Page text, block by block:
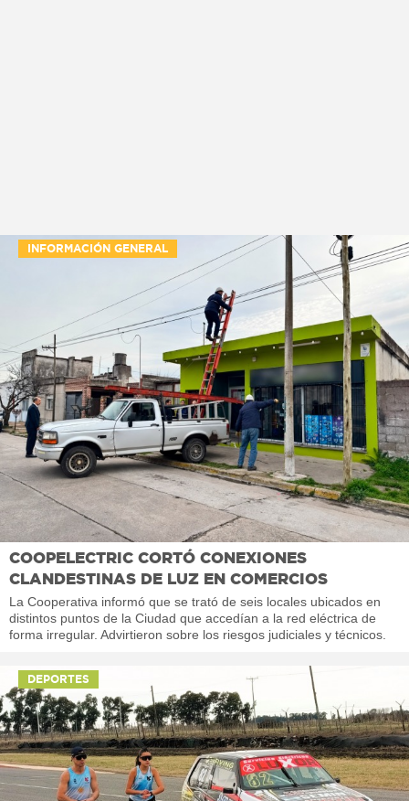
INFORMACIÓN GENERAL
COOPELECTRIC CORTÓ CONEXIONES
CLANDESTINAS DE LUZ EN COMERCIOS
La Cooperativa informó que se trató de seis locales ubicados en
distintos puntos de la Ciudad que accedían a la red eléctrica de
forma irregular. Advirtieron sobre los riesgos judiciales y técnicos.
DEPORTES